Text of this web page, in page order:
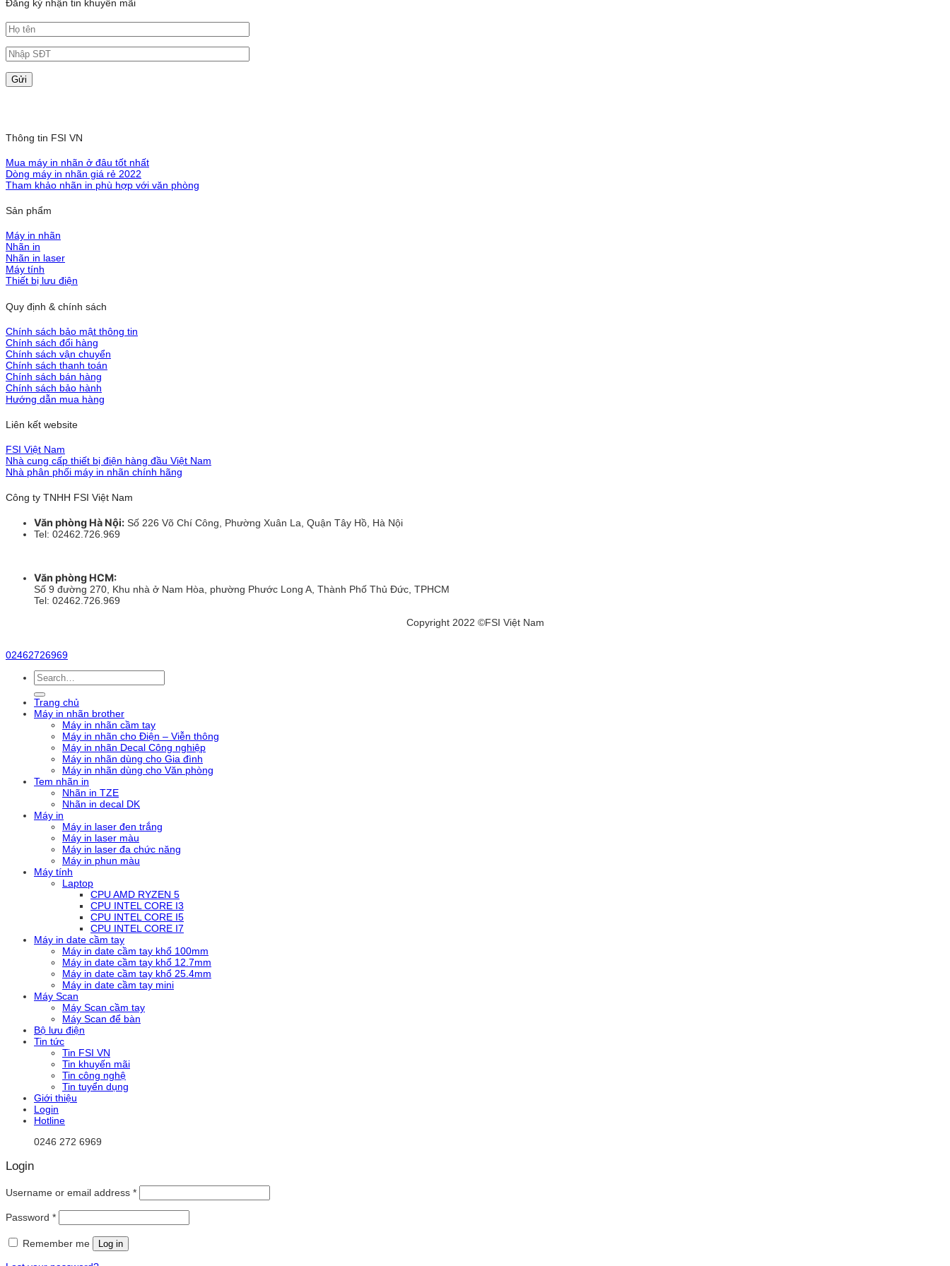
Đăng ký nhận tin khuyến mãi
Thông tin FSI VN
Mua máy in nhãn ở đâu tốt nhất
Dòng máy in nhãn giá rẻ 2022
Tham khảo nhãn in phù hợp với văn phòng
Sản phẩm
Máy in nhãn
Nhãn in
Nhãn in laser
Máy tính
Thiết bị lưu điện
Quy định & chính sách
Chính sách bảo mật thông tin
Chính sách đổi hàng
Chính sách vận chuyển
Chính sách thanh toán
Chính sách bán hàng
Chính sách bảo hành
Hướng dẫn mua hàng
Liên kết website
FSI Việt Nam
Nhà cung cấp thiết bị điện hàng đầu Việt Nam
Nhà phân phối máy in nhãn chính hãng
Công ty TNHH FSI Việt Nam
Văn phòng Hà Nội: Số 226 Võ Chí Công, Phường Xuân La, Quận Tây Hồ, Hà Nội
Tel: 02462.726.969
Văn phòng HCM:
Số 9 đường 270, Khu nhà ở Nam Hòa, phường Phước Long A, Thành Phố Thủ Đức, TPHCM
Tel: 02462.726.969
Copyright 2022 ©FSI Việt Nam
02462726969
Search
for:
Trang chủ
Máy in nhãn brother
Máy in nhãn cầm tay
Máy in nhãn cho Điện – Viễn thông
Máy in nhãn Decal Công nghiệp
Máy in nhãn dùng cho Gia đình
Máy in nhãn dùng cho Văn phòng
Tem nhãn in
Nhãn in TZE
Nhãn in decal DK
Máy in
Máy in laser đen trắng
Máy in laser màu
Máy in laser đa chức năng
Máy in phun màu
Máy tính
Laptop
CPU AMD RYZEN 5
CPU INTEL CORE I3
CPU INTEL CORE I5
CPU INTEL CORE I7
Máy in date cầm tay
Máy in date cầm tay khổ 100mm
Máy in date cầm tay khổ 12.7mm
Máy in date cầm tay khổ 25.4mm
Máy in date cầm tay mini
Máy Scan
Máy Scan cầm tay
Máy Scan để bàn
Bộ lưu điện
Tin tức
Tin FSI VN
Tin khuyến mãi
Tin công nghệ
Tin tuyển dụng
Giới thiệu
Login
Hotline
0246 272 6969
Login
Username or email address *
Password *
Remember me Log in